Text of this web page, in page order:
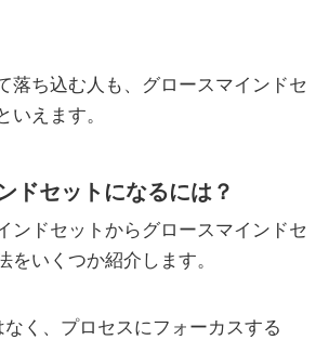
落ち込む人も、グロースマインドセ
いえます。
ドセットになるには？
ンドセットからグロースマインドセ
をいくつか紹介します。
く、プロセスにフォーカスする